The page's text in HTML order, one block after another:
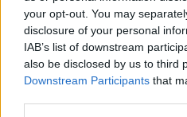
your opt-out. You may
disclosure of your personal
IAB’s list of downstream
also be disclosed by us to third
Downstream Participants that